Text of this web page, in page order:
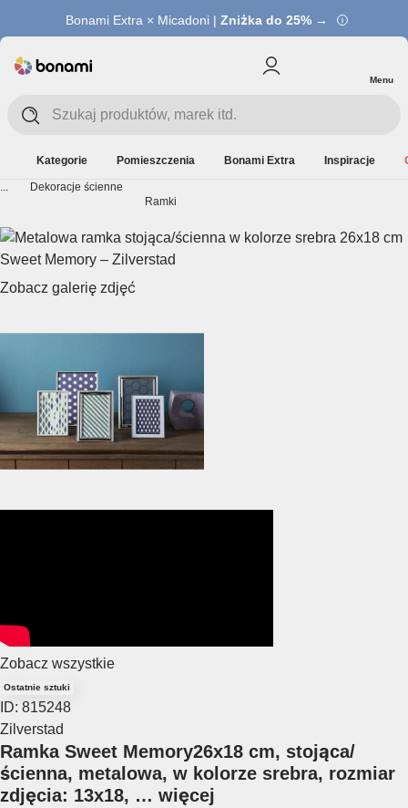
Bonami Extra × Micadoni | Zniżka do 25% →
Menu
Kategorie Pomieszczenia Bonami Extra Inspiracje
...
Dekoracje ścienne
Ramki
Zobacz galerię zdjęć
Zobacz wszystkie
Ostatnie sztuki
ID: 815248
Zilverstad
Ramka Sweet Memory26x18 cm, stojąca/
ścienna, metalowa, w kolorze srebra, rozmiar
zdjęcia: 13x18, … więcej